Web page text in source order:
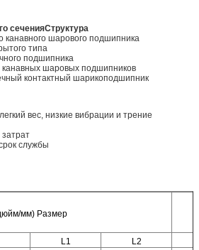
сеченияСтруктура
канавного шарового подшипника
типа
подшипника
канавных шаровых подшипников
контактный шарикоподшипник
вес, низкие вибрации и трение
службы
мм) Размер
L1 L2